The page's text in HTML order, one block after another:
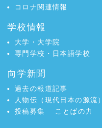
コロナ関連情報
学校情報
大学・大学院
専門学校・日本語学校
向学新聞
過去の報道記事
人物伝（現代日本の源流）
投稿募集
ことばの力